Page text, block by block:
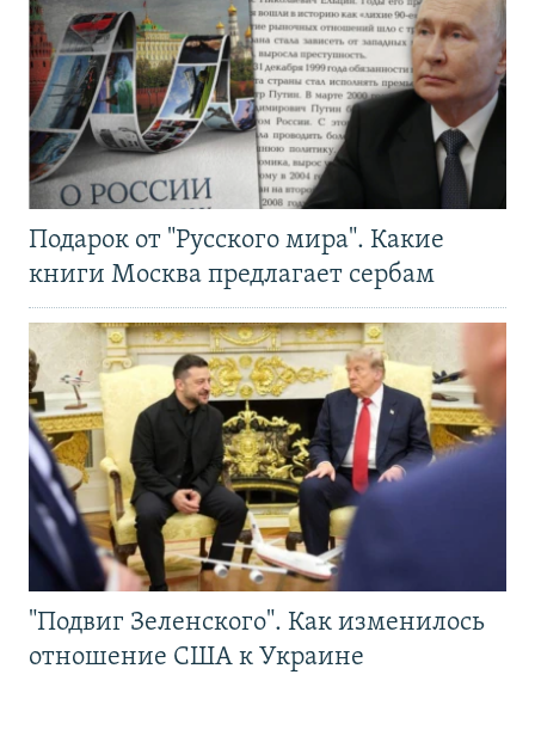
Подарок от "Русского мира". Какие
книги Москва предлагает сербам
"Подвиг Зеленского". Как изменилось
отношение США к Украине